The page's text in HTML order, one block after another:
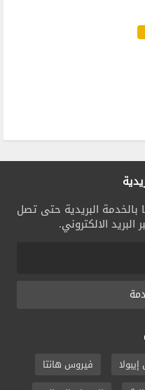
بالخدمة البريدية حتى تصل
البريد الالكتروني.
فيروس هانتا